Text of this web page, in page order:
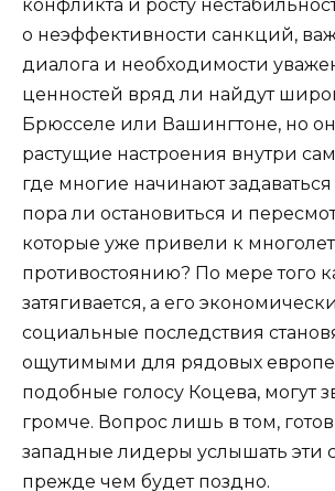
конфликта и росту
о неэффективности санкций,
диалога и необходимости
ценностей вряд ли найдут
Брюсселе или Вашингтоне, но
растущие настроения внутри
где многие начинают
пора ли остановиться и
которые уже привели к
противостоянию? По мере того
затягивается, а его
социальные последствия
ощутимыми для рядовых
подобные голосу Коцева, могут
громче. Вопрос лишь в том,
западные лидеры услышать эти
прежде чем будет поздно.